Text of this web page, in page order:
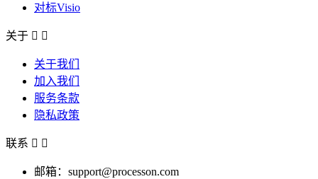
对标Visio
关于  
关于我们
加入我们
服务条款
隐私政策
联系  
邮箱：support@processon.com